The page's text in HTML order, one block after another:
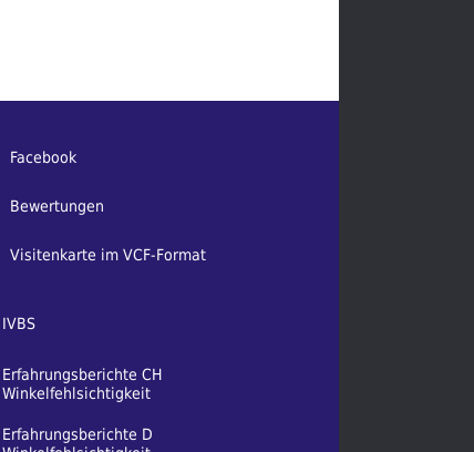
Facebook
Bewertungen
Visitenkarte im VCF-Format
IVBS
Erfahrungsberichte CH
Winkelfehlsichtigkeit
Erfahrungsberichte D